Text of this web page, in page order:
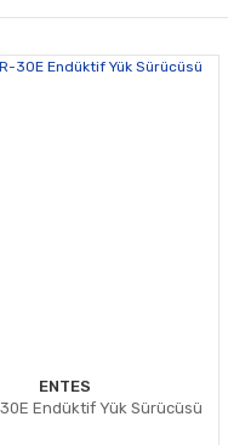
ENTES
Endüktif Yük Sürücüsü